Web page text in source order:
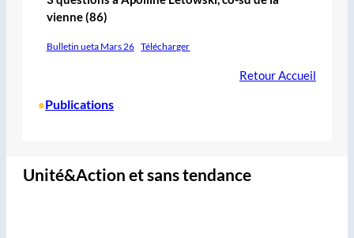
vienne (86)
Bulletin ueta Mars 26 Télécharger
Retour Accueil
•Publications
Unité&Action et sans tendance